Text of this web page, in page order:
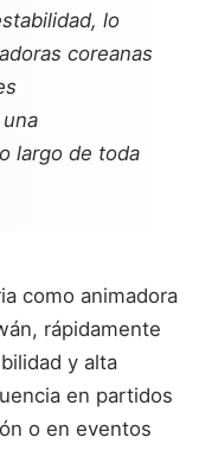
lo
coreanas
largo de toda
como animadora
rápidamente
y alta
en partidos
o en eventos